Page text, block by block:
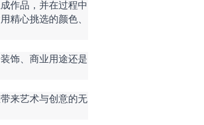
作品，并在过程中
精心挑选的颜色、
饰、商业用途还是
来艺术与创意的无